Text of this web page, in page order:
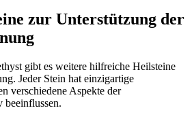
zur Unterstützung der
gibt es weitere hilfreiche Heilsteine
Jeder Stein hat einzigartige
verschiedene Aspekte der
beeinflussen.